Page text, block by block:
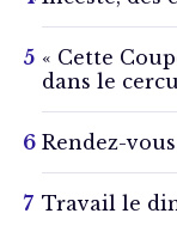
« Cette
dans le
Rendez-
Travail le